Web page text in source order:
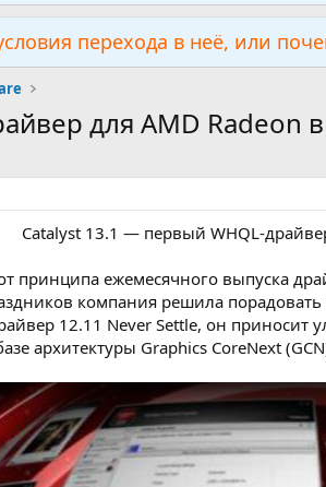
перехода в неё, или
для AMD Radeon
Catalyst 13.1 — первый WHQL-
принципа ежемесячного выпуска
компания решила
12.11 Never Settle, он
архитектуры Graphics CoreNext